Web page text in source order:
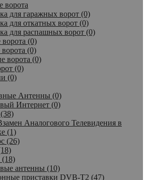
ворота
для гаражных ворот (0)
для откатных ворот (0)
для распашных ворот (0)
(0)
(0)
ворота (0)
(0)
(0)
Антенны (0)
Интернет (0)
Аналогового Телевидения в
(1)
(26)
(18)
антенны (10)
приставки DVB-T2 (47)